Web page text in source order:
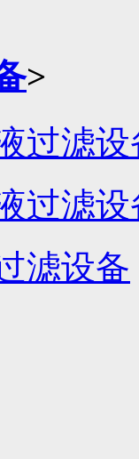
>
过滤设
过滤设
滤设备